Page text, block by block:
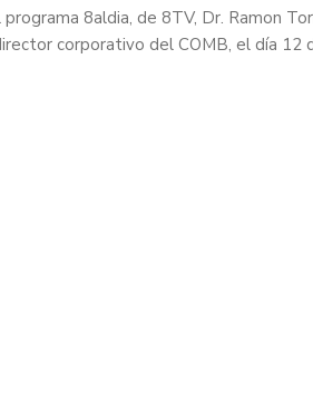
8aldia, de 8TV, Dr. Ramon
corporativo del COMB, el día 12